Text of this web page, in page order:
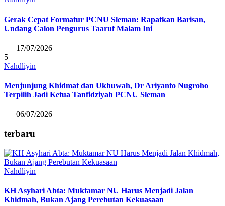
Gerak Cepat Formatur PCNU Sleman: Rapatkan Barisan,
Undang Calon Pengurus Taaruf Malam Ini
17/07/2026
5
Nahdliyin
Menjunjung Khidmat dan Ukhuwah, Dr Ariyanto Nugroho
Terpilih Jadi Ketua Tanfidziyah PCNU Sleman
06/07/2026
terbaru
Nahdliyin
KH Asyhari Abta: Muktamar NU Harus Menjadi Jalan
Khidmah, Bukan Ajang Perebutan Kekuasaan